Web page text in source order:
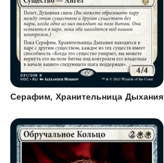
Серафим, Хранительница Дыхания